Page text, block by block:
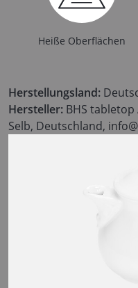
Heiße Oberflächen
Herstellungsland:
Hersteller: BHS tabletop
Selb, Deutschland,